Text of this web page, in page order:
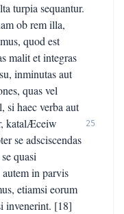
turpia sequantur.
ob rem illa,
quod est
malit et integras
inminutas aut
quas vel
si haec verba aut
katalÆceiw
se adsciscendas
quasi
in parvis
etiamsi eorum
invenerint. [18]
25